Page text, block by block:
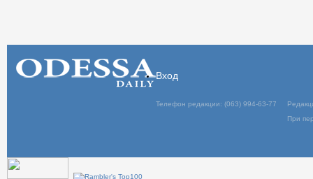
Вход
Телефон редакции: (063) 994-63-77
При